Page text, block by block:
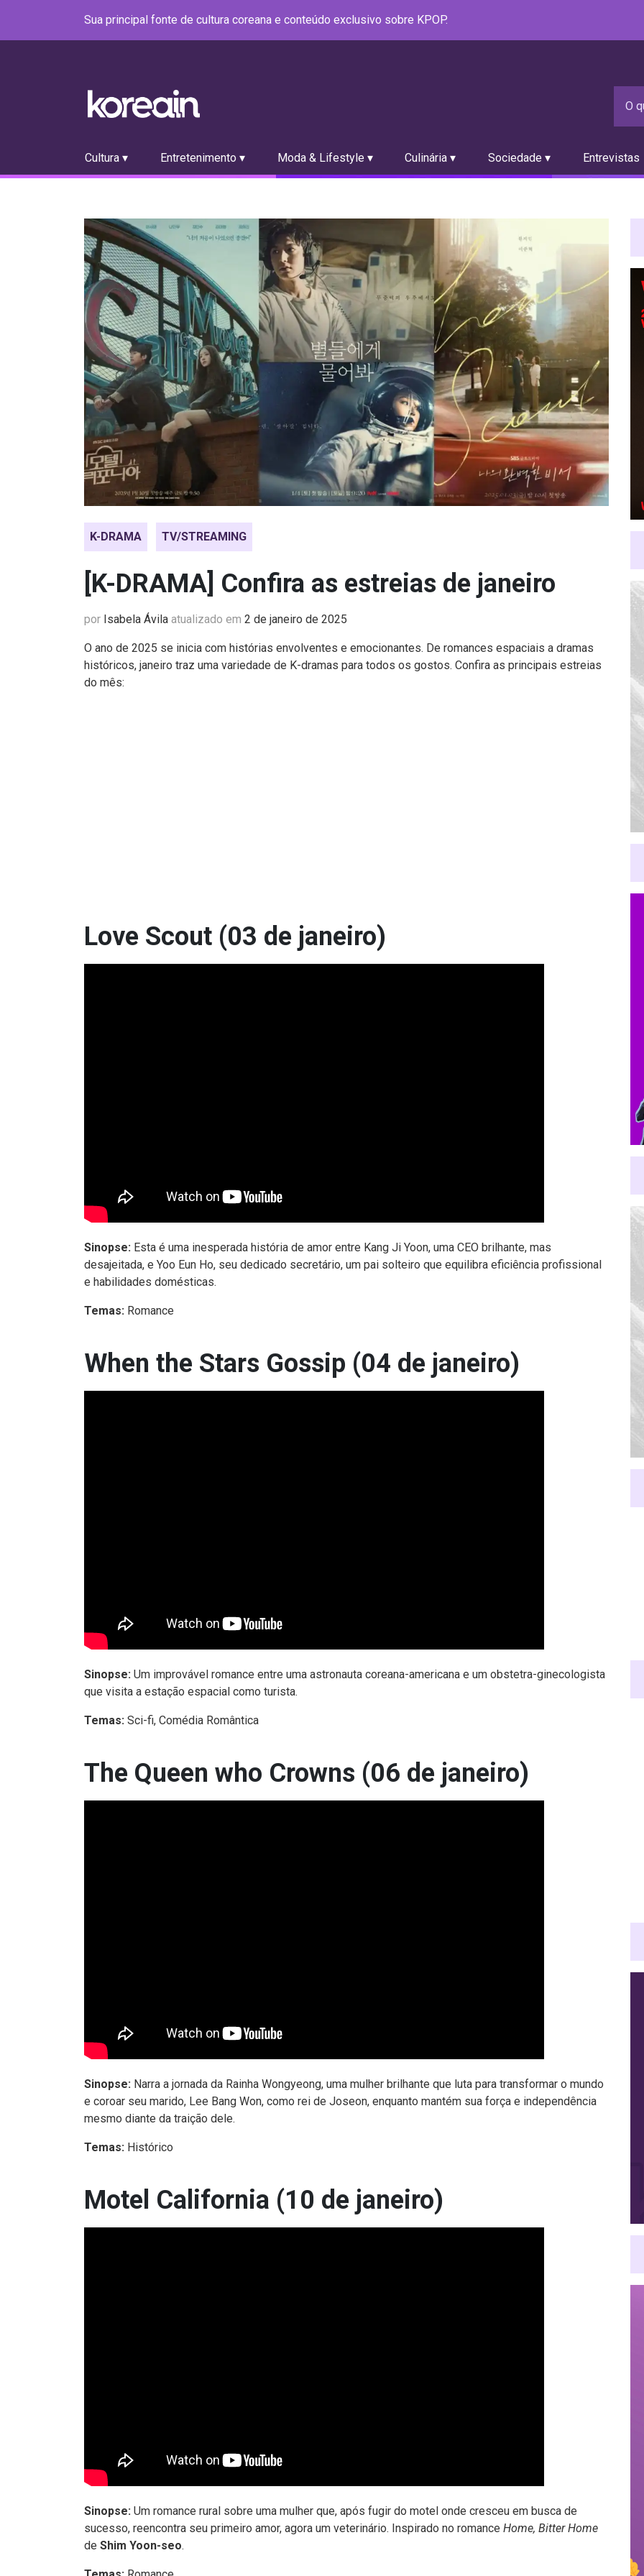
Sua principal fonte de cultura coreana e conteúdo exclusivo sobre KPOP.
Cultura ▾ Entretenimento ▾ Moda & Lifestyle ▾ Culinária ▾ Sociedade ▾ Entrevistas
K-DRAMA TV/STREAMING
[K-DRAMA] Confira as estreias de janeiro
por Isabela Ávila atualizado em 2 de janeiro de 2025
O ano de 2025 se inicia com histórias envolventes e emocionantes. De romances espaciais a dramas
históricos, janeiro traz uma variedade de K-dramas para todos os gostos. Confira as principais estreias
do mês:
Love Scout (03 de janeiro)
Sinopse: Esta é uma inesperada história de amor entre Kang Ji Yoon, uma CEO brilhante, mas
desajeitada, e Yoo Eun Ho, seu dedicado secretário, um pai solteiro que equilibra eficiência profissional
e habilidades domésticas.
Temas: Romance
When the Stars Gossip (04 de janeiro)
Sinopse: Um improvável romance entre uma astronauta coreana-americana e um obstetra-ginecologista
que visita a estação espacial como turista.
Temas: Sci-fi, Comédia Romântica
The Queen who Crowns (06 de janeiro)
Sinopse: Narra a jornada da Rainha Wongyeong, uma mulher brilhante que luta para transformar o mundo
e coroar seu marido, Lee Bang Won, como rei de Joseon, enquanto mantém sua força e independência
mesmo diante da traição dele.
Temas: Histórico
Motel California (10 de janeiro)
Sinopse: Um romance rural sobre uma mulher que, após fugir do motel onde cresceu em busca de
sucesso, reencontra seu primeiro amor, agora um veterinário. Inspirado no romance Home, Bitter Home
de Shim Yoon-seo.